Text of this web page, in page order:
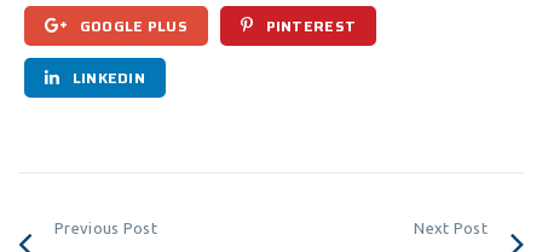
GOOGLE PLUS PINTEREST
LINKEDIN
Previous Post Next Post